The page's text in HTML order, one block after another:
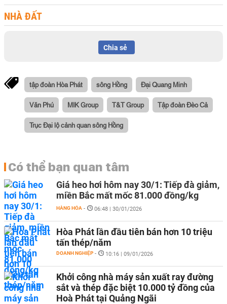
NHÀ ĐẤT
Chia sẻ
tập đoàn Hòa Phát sông Hồng Đại Quang Minh
Văn Phú MIK Group T&T Group Tập đoàn Đèo Cả
Trục Đại lộ cảnh quan sông Hồng
Có thể bạn quan tâm
Giá heo hơi hôm nay 30/1: Tiếp đà giảm,
miền Bắc mất mốc 81.000 đồng/kg
HÀNG HÓA - 06:48 | 30/01/2026
Hòa Phát lần đầu tiên bán hơn 10 triệu
tấn thép/năm
DOANH NGHIỆP - 10:16 | 09/01/2026
Khởi công nhà máy sản xuất ray đường
sắt và thép đặc biệt 10.000 tỷ đồng của
Hoà Phát tại Quảng Ngãi